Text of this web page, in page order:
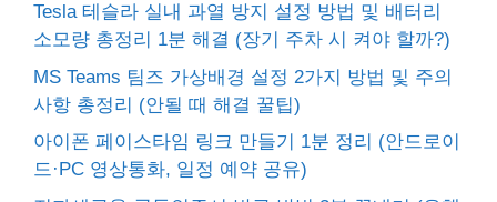
Tesla 테슬라 실내 과열 방지 설정 방법 및 배터리
소모량 총정리 1분 해결 (장기 주차 시 켜야 할까?)
MS Teams 팀즈 가상배경 설정 2가지 방법 및 주의
사항 총정리 (안될 때 해결 꿀팁)
아이폰 페이스타임 링크 만들기 1분 정리 (안드로이
드·PC 영상통화, 일정 예약 공유)